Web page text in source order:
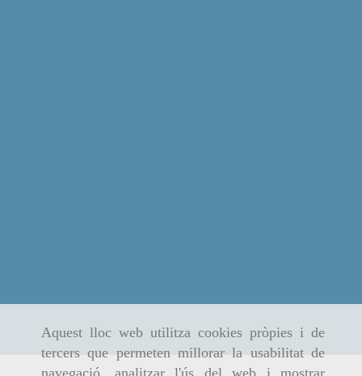
Aquest lloc web utilitza cookies pròpies i de
tercers que permeten millorar la usabilitat de